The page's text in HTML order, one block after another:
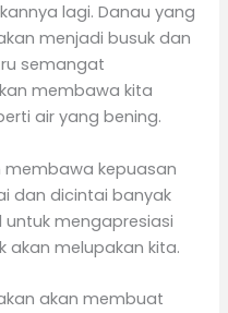
lagi. Danau yang
menjadi busuk dan
semangat
membawa kita
air yang bening.
membawa kepuasan
dan dicintai banyak
untuk mengapresiasi
akan melupakan kita.
akan membuat